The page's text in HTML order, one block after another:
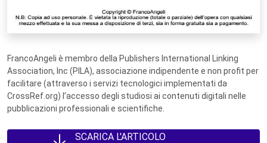
FrancoAngeli è membro della Publishers International Linking
Association, Inc (PILA), associazione indipendente e non profit per
facilitare (attraverso i servizi tecnologici implementati da
CrossRef.org) l’accesso degli studiosi ai contenuti digitali nelle
pubblicazioni professionali e scientifiche.
SCARICA L'ARTICOLO